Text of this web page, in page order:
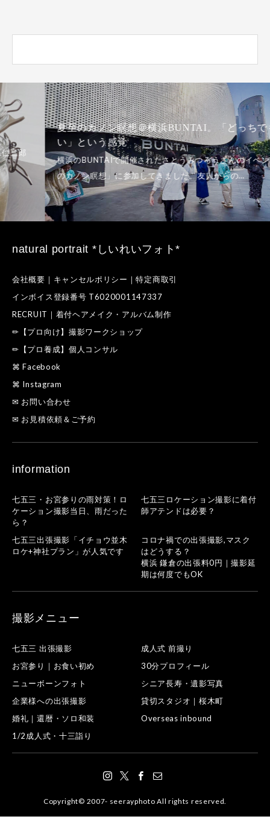
夏至のカノン瞑想＠横浜BUNTAI。「どっちでもい
い」という感覚
natural portrait *しいれいフォト*
会社概要｜キャンセルポリシー｜特定商取引
インボイス登録番号 T6020001147337
RECRUIT｜着付ヘアメイク・アルバム制作
✏【プロ向け】撮影ワークショップ
✏【プロ養成】個人コンサル
⌘ Facebook
⌘ Instagram
✉ お問い合わせ
✉ お見積依頼＆ご予約
information
七五三・お宮参りの雨対策！ロ
ケーション撮影当日、雨だった
ら？
七五三ロケーション撮影に着付
師アテンドは必要？
七五三出張撮影「イチョウ並木
ロケ+神社プラン」が人気です
コロナ禍での出張撮影,マスク
はどうする？
横浜 鎌倉の出張料0円｜撮影延
期は何度でもOK
撮影メニュー
七五三 出張撮影
成人式 前撮り
お宮参り｜お食い初め
30分プロフィール
ニューボーンフォト
シニア長寿・遺影写真
企業様への出張撮影
貸切スタジオ｜桜木町
婚礼｜還暦・ソロ和装
Overseas inbound
1/2成人式・十三詣り
Copyright© 2007- seerayphoto All rights reserved.